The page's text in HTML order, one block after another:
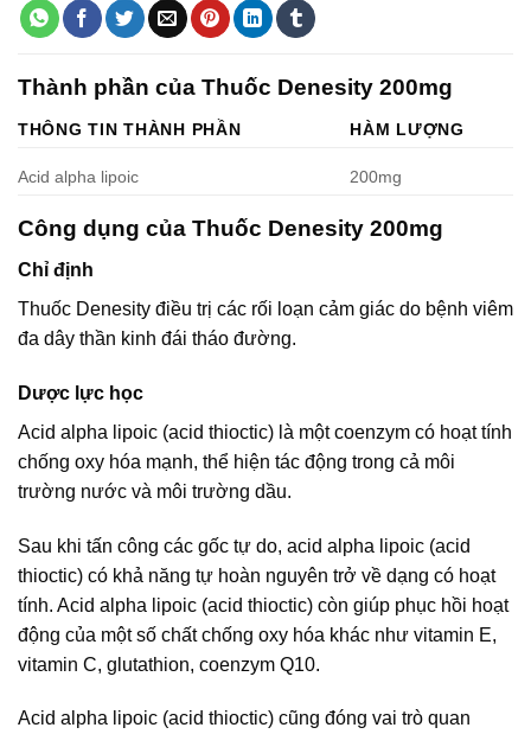
Thành phần của Thuốc Denesity 200mg
THÔNG TIN THÀNH PHẦN HÀM LƯỢNG
Acid alpha lipoic 200mg
Công dụng của Thuốc Denesity 200mg
Chỉ định
Thuốc Denesity điều trị các rối loạn cảm giác do bệnh viêm
đa dây thần kinh đái tháo đường.
Dược lực học
Acid alpha lipoic (acid thioctic) là một coenzym có hoạt tính
chống oxy hóa mạnh, thể hiện tác động trong cả môi
trường nước và môi trường dầu.
Sau khi tấn công các gốc tự do, acid alpha lipoic (acid
thioctic) có khả năng tự hoàn nguyên trở về dạng có hoạt
tính. Acid alpha lipoic (acid thioctic) còn giúp phục hồi hoạt
động của một số chất chống oxy hóa khác như vitamin E,
vitamin C, glutathion, coenzym Q10.
Acid alpha lipoic (acid thioctic) cũng đóng vai trò quan